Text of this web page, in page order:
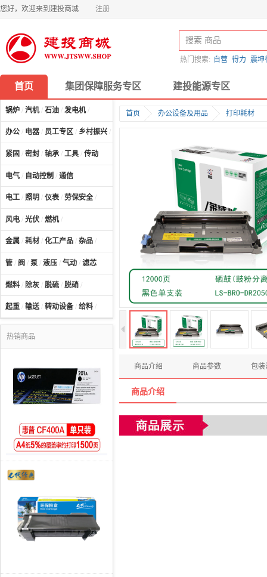
您好，欢迎来到建投商城 注册
热门搜索: 自营 得力 震坤
首页 集团保障服务专区 建投能源专区
锅炉 / 汽机/ 石油 / 发电机/
办公 / 电器 / 员工专区 / 乡村振兴 /
紧固 / 密封 / 轴承 / 工具 / 传动
电气 / 自动控制 / 通信
电工 / 照明 / 仪表 / 劳保安全 /
风电 / 光伏 / 燃机/
金属 / 耗材 / 化工产品 / 杂品 /
管 / 阀 / 泵 / 液压 / 气动 / 滤芯
燃料 / 除灰 / 脱硫 / 脱硝 /
起重 / 输送/ 转动设备 / 给料 /
热销商品
首页 办公设备及用品 打印耗材
商品介绍 商品参数 包装
商品介绍